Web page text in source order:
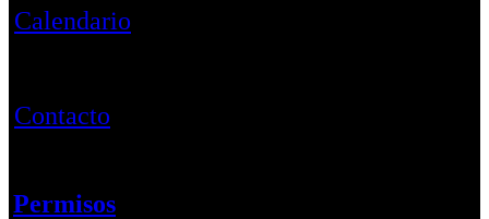
Calendario
Contacto
Permisos